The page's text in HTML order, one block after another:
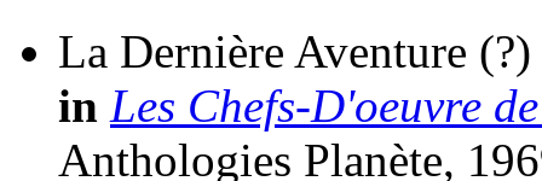
La Dernière Aventure (?)
in Les Chefs-D'oeuvre
Anthologies Planète,